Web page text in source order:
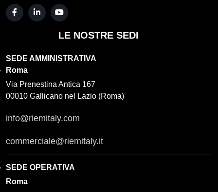
LE NOSTRE SEDI
SEDE AMMINISTRATIVA
Roma
Via Prenestina Antica 167
00010 Gallicano nel Lazio (Roma)
info@riemitaly.com
commerciale@riemitaly.it
SEDE OPERATIVA
Roma